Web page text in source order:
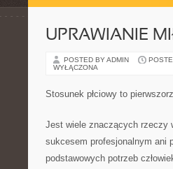
UPRAWIANIE
POSTED BY ADMIN
WYŁĄCZONA
Stosunek płciowy to
Jest wiele znaczących rzeczy
sukcesem profesjonalnym ani
podstawowych potrzeb